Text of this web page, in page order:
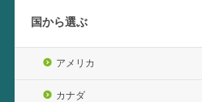
国から選ぶ
アメリカ
カナダ